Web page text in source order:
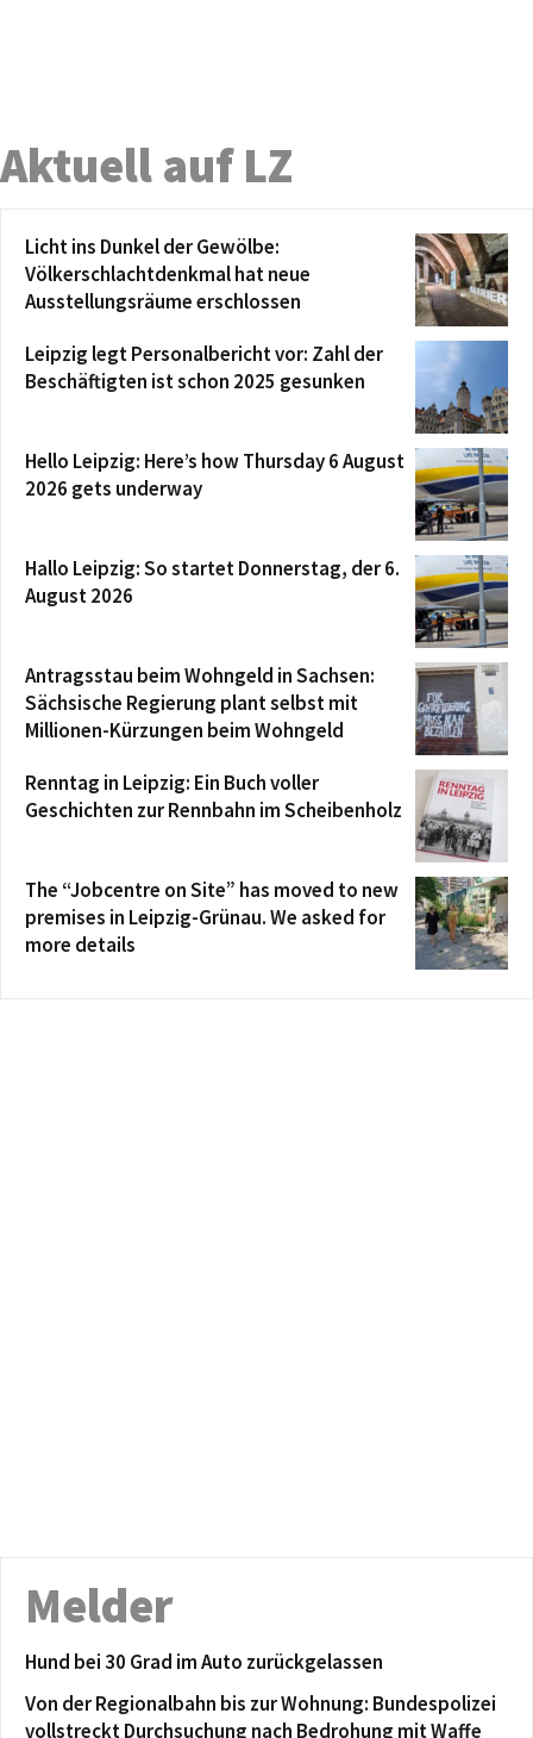
Aktuell auf LZ
Licht ins Dunkel der Gewölbe:
Völkerschlachtdenkmal hat neue
Ausstellungsräume erschlossen
Leipzig legt Personalbericht vor: Zahl der
Beschäftigten ist schon 2025 gesunken
Hello Leipzig: Here’s how Thursday 6 August
2026 gets underway
Hallo Leipzig: So startet Donnerstag, der 6.
August 2026
Antragsstau beim Wohngeld in Sachsen:
Sächsische Regierung plant selbst mit
Millionen-Kürzungen beim Wohngeld
Renntag in Leipzig: Ein Buch voller
Geschichten zur Rennbahn im Scheibenholz
The “Jobcentre on Site” has moved to new
premises in Leipzig-Grünau. We asked for
more details
Melder
Hund bei 30 Grad im Auto zurückgelassen
Von der Regionalbahn bis zur Wohnung: Bundespolizei
vollstreckt Durchsuchung nach Bedrohung mit Waffe